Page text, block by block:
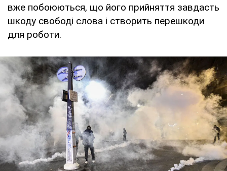
вже побоюються, що його прийняття завдасть
шкоду свободі слова і створить перешкоди
для роботи.